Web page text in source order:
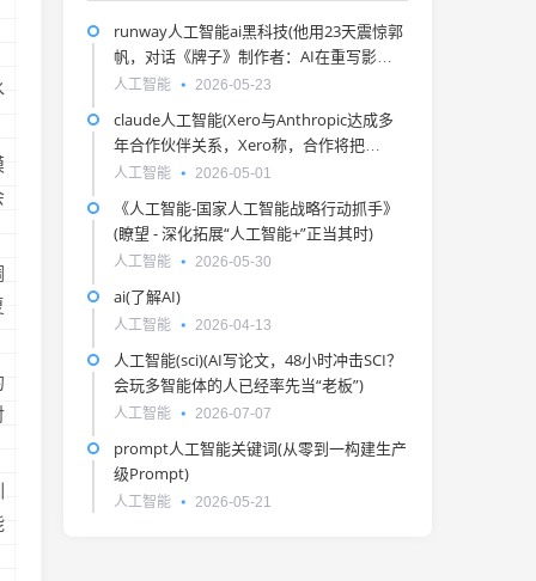
runway人工智能ai黑科技(他用23天震惊郭
帆，对话《牌子》制作者：AI在重写影视
制作流程)
人工智能 2026-05-23
claude人工智能(Xero与Anthropic达成多
年合作伙伴关系，Xero称，合作将把
Claude的人工智能直接接入Xero，并把
人工智能 2026-05-01
《人工智能-国家人工智能战略行动抓手》
(瞭望 - 深化拓展“人工智能+”正当其时)
人工智能 2026-05-30
ai(了解AI)
人工智能 2026-04-13
人工智能(sci)(AI写论文，48小时冲击SCI？
会玩多智能体的人已经率先当“老板”)
人工智能 2026-07-07
prompt人工智能关键词(从零到一构建生产
级Prompt)
人工智能 2026-05-21